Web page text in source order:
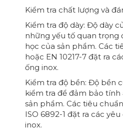
Kiểm tra chất lượng và
Kiểm tra độ dày: Độ dày
những yếu tố quan
học của sản phẩm. Các
hoặc EN 10217-7 đặt ra
ống inox.
Kiểm tra độ bền: Độ bền
kiểm tra để đảm bảo tính
sản phẩm. Các tiêu
ISO 6892-1 đặt ra các
inox.